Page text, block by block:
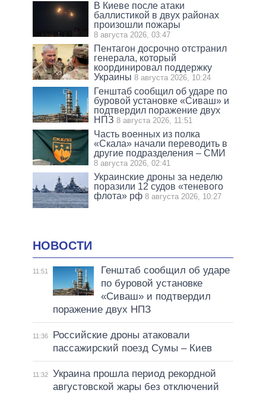
В Киеве после атаки
баллистикой в двух районах
произошли пожары
8 августа 2026, 03:47
Пентагон досрочно отстранил
генерала, который
координировал поддержку
Украины 8 августа 2026, 10:24
Генштаб сообщил об ударе по
буровой установке «Сиваш» и
подтвердил поражение двух
НПЗ 8 августа 2026, 11:51
Часть военных из полка
«Скала» начали переводить в
другие подразделения – СМИ
8 августа 2026, 02:41
Украинские дроны за неделю
поразили 12 судов «теневого
флота» рф 8 августа 2026, 10:27
НОВОСТИ
11:51
Генштаб сообщил об ударе
по буровой установке
«Сиваш» и подтвердил
поражение двух НПЗ
11:36
Российские дроны атаковали
пассажирский поезд Сумы – Киев
11:32
Украина прошла период рекордной
августовской жары без отключений